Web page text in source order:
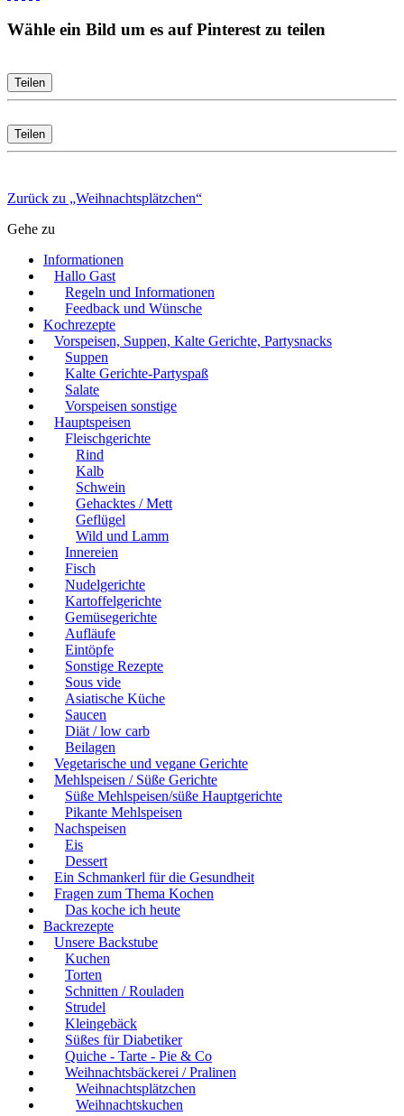
Wähle ein Bild um es auf Pinterest zu teilen
Teilen
Teilen
Zurück zu „Weihnachtsplätzchen“
Gehe zu
Informationen
Hallo Gast
Regeln und Informationen
Feedback und Wünsche
Kochrezepte
Vorspeisen, Suppen, Kalte Gerichte, Partysnacks
Suppen
Kalte Gerichte-Partyspaß
Salate
Vorspeisen sonstige
Hauptspeisen
Fleischgerichte
Rind
Kalb
Schwein
Gehacktes / Mett
Geflügel
Wild und Lamm
Innereien
Fisch
Nudelgerichte
Kartoffelgerichte
Gemüsegerichte
Aufläufe
Eintöpfe
Sonstige Rezepte
Sous vide
Asiatische Küche
Saucen
Diät / low carb
Beilagen
Vegetarische und vegane Gerichte
Mehlspeisen / Süße Gerichte
Süße Mehlspeisen/süße Hauptgerichte
Pikante Mehlspeisen
Nachspeisen
Eis
Dessert
Ein Schmankerl für die Gesundheit
Fragen zum Thema Kochen
Das koche ich heute
Backrezepte
Unsere Backstube
Kuchen
Torten
Schnitten / Rouladen
Strudel
Kleingebäck
Süßes für Diabetiker
Quiche - Tarte - Pie & Co
Weihnachtsbäckerei / Pralinen
Weihnachtsplätzchen
Weihnachtskuchen